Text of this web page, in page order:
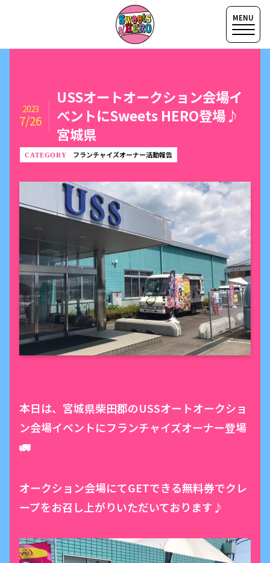
USSオートオークション会場イ
ベントにSweets HERO登場♪
宮城県
2023
7/26
フランチャイズオーナー活動報告
本日は、宮城県柴田郡のUSSオートオークショ
ン会場イベントにフランチャイズオーナー登場
🚛
オークション会場にてGETできる無料券でクレ
ープをお召し上がりいただいております♪